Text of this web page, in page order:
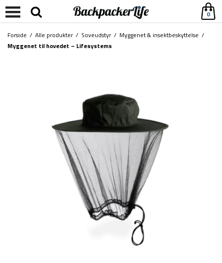
0
Forside / Alle produkter/ Soveudstyr/ Myggenet & insektbeskyttelse /
Myggenet til hovedet – Lifesystems